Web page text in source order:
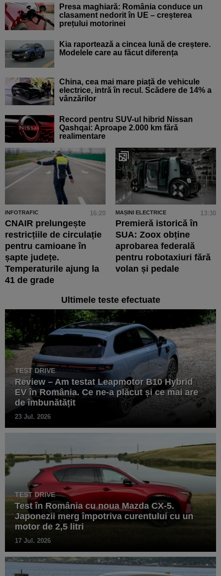
Presa maghiară: România conduce un
clasament nedorit în UE – creșterea
prețului motorinei
Kia raportează a cincea lună de creștere.
Modelele care au făcut diferența
China, cea mai mare piață de vehicule
electrice, intră în recul. Scădere de 14% a
vânzărilor
Record pentru SUV-ul hibrid Nissan
Qashqai: Aproape 2.000 km fără
realimentare
INFOTRAFIC 16:20
CNAIR prelungește
restricțiile de circulație
pentru camioane în
șapte județe.
Temperaturile ajung la
41 de grade
MAȘINI ELECTRICE 13:30
Premieră istorică în
SUA: Zoox obține
aprobarea federală
pentru robotaxiuri fără
volan și pedale
Ultimele teste efectuate
TEST DRIVE
Review – Am testat Leapmotor B10 Hybrid
EV în România. Ce ne-a plăcut și ce mai are
de îmbunătățit
23 Jul. 2026
TEST DRIVE
Test în România cu noua Mazda CX-5.
Japonezii merg împotriva curentului cu un
motor de 2,5 litri
17 Jul. 2026